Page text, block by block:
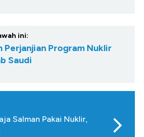
ini:
Perjanjian Program Nuklir
Saudi
Salman Pakai Nuklir,